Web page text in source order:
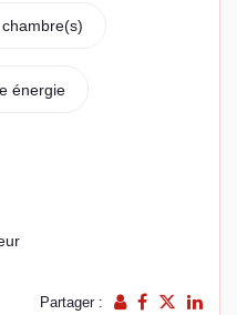
énergie
Partager :